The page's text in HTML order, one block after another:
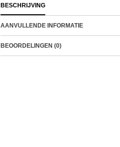
BESCHRIJVING
AANVULLENDE INFORMATIE
BEOORDELINGEN (0)